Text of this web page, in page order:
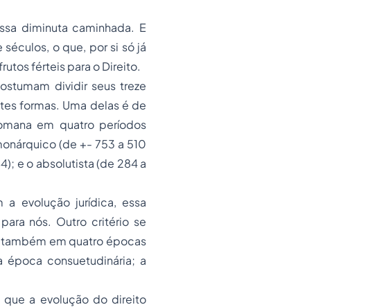
diminuta caminhada. E
o que, por si só já
férteis para o Direito.
dividir seus treze
formas. Uma delas é de
em quatro períodos
(de +- 753 a 510
e o absolutista (de 284 a
a evolução jurídica, essa
nós. Outro critério se
em quatro épocas
consuetudinária; a
que a evolução do direito